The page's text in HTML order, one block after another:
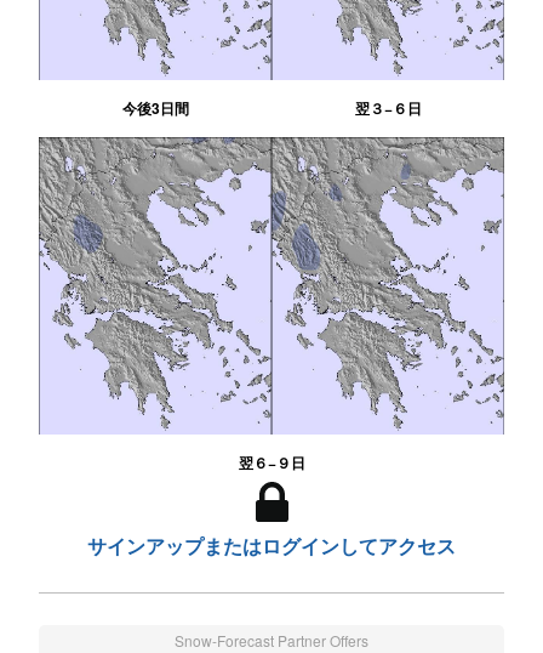
今後3日間 翌３−６日
翌６−９日
サインアップまたはログインしてアクセス
Snow-Forecast Partner Offers